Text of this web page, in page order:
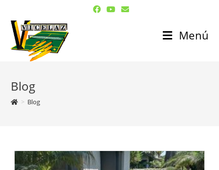
Menú
Blog
> Blog